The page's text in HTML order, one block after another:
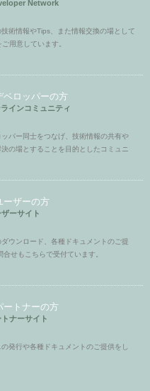
Network
術情報やTips、また情報交換の場として
用意しています。
ベロッパーの方
インコミュニティ
パー同士をつなげ、技術情報の共有や
の場とすることを目的としたコミュニ
ーザーの方
ーサイト
ウンロード、各種ドキュメントのご提
せもこちらで受付ています。
ートナーの方
ナーサイト
発行や各種ドキュメントのご提供をし